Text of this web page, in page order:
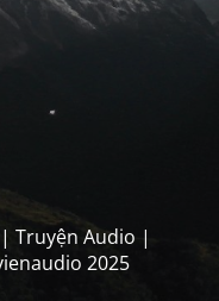
Truyện Audio |
2025